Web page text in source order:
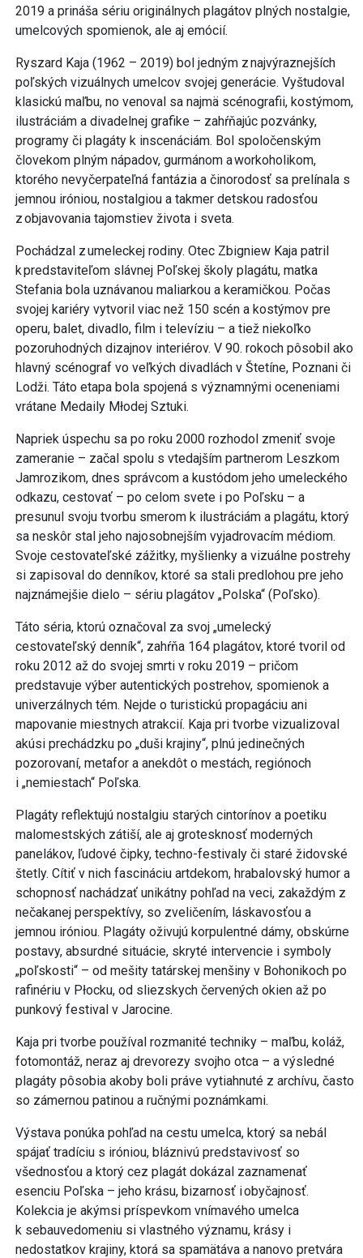
2019 a prináša sériu originálnych plagátov plných nostalgie,
umelcových spomienok, ale aj emócií.
Ryszard Kaja (1962 – 2019) bol jedným z najvýraznejších
poľských vizuálnych umelcov svojej generácie. Vyštudoval
klasickú maľbu, no venoval sa najmä scénografii, kostýmom,
ilustráciám a divadelnej grafike – zahŕňajúc pozvánky,
programy či plagáty k inscenáciám. Bol spoločenským
človekom plným nápadov, gurmánom a workoholikom,
ktorého nevyčerpateľná fantázia a činorodosť sa prelínala s
jemnou iróniou, nostalgiou a takmer detskou radosťou
z objavovania tajomstiev života i sveta.
Pochádzal z umeleckej rodiny. Otec Zbigniew Kaja patril
k predstaviteľom slávnej Poľskej školy plagátu, matka
Stefania bola uznávanou maliarkou a keramičkou. Počas
svojej kariéry vytvoril viac než 150 scén a kostýmov pre
operu, balet, divadlo, film i televíziu – a tiež niekoľko
pozoruhodných dizajnov interiérov. V 90. rokoch pôsobil ako
hlavný scénograf vo veľkých divadlách v Štetíne, Poznani či
Lodži. Táto etapa bola spojená s významnými oceneniami
vrátane Medaily Młodej Sztuki.
Napriek úspechu sa po roku 2000 rozhodol zmeniť svoje
zameranie – začal spolu s vtedajším partnerom Leszkom
Jamrozikom, dnes správcom a kustódom jeho umeleckého
odkazu, cestovať – po celom svete i po Poľsku – a
presunul svoju tvorbu smerom k ilustráciám a plagátu, ktorý
sa neskôr stal jeho najosobnejším vyjadrovacím médiom.
Svoje cestovateľské zážitky, myšlienky a vizuálne postrehy
si zapisoval do denníkov, ktoré sa stali predlohou pre jeho
najznámejšie dielo – sériu plagátov „Polska“ (Poľsko).
Táto séria, ktorú označoval za svoj „umelecký
cestovateľský denník“, zahŕňa 164 plagátov, ktoré tvoril od
roku 2012 až do svojej smrti v roku 2019 – pričom
predstavuje výber autentických postrehov, spomienok a
univerzálnych tém. Nejde o turistickú propagáciu ani
mapovanie miestnych atrakcií. Kaja pri tvorbe vizualizoval
akúsi prechádzku po „duši krajiny“, plnú jedinečných
pozorovaní, metafor a anekdôt o mestách, regiónoch
i „nemiestach“ Poľska.
Plagáty reflektujú nostalgiu starých cintorínov a poetiku
malomestských zátiší, ale aj grotesknosť moderných
panelákov, ľudové čipky, techno-festivaly či staré židovské
štetly. Cítiť v nich fascináciu artdekom, hrabalovský humor a
schopnosť nachádzať unikátny pohľad na veci, zakaždým z
nečakanej perspektívy, so zveličením, láskavosťou a
jemnou iróniou. Plagáty oživujú korpulentné dámy, obskúrne
postavy, absurdné situácie, skryté intervencie i symboly
„poľskosti“ – od mešity tatárskej menšiny v Bohonikoch po
rafinériu v Płocku, od sliezskych červených okien až po
punkový festival v Jarocine.
Kaja pri tvorbe používal rozmanité techniky – maľbu, koláž,
fotomontáž, neraz aj drevorezy svojho otca – a výsledné
plagáty pôsobia akoby boli práve vytiahnuté z archívu, často
so zámernou patinou a ručnými poznámkami.
Výstava ponúka pohľad na cestu umelca, ktorý sa nebál
spájať tradíciu s iróniou, bláznivú predstavivosť so
všednosťou a ktorý cez plagát dokázal zaznamenať
esenciu Poľska – jeho krásu, bizarnosť i obyčajnosť.
Kolekcia je akýmsi príspevkom vnímavého umelca
k sebauvedomeniu si vlastného významu, krásy i
nedostatkov krajiny, ktorá sa spamätáva a nanovo pretvára